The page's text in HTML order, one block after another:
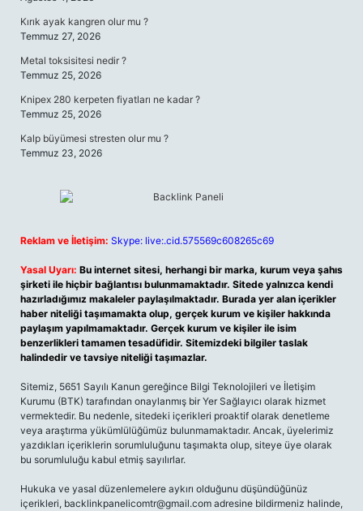
Kırık ayak kangren olur mu ?
Temmuz 27, 2026
Metal toksisitesi nedir ?
Temmuz 25, 2026
Knipex 280 kerpeten fiyatları ne kadar ?
Temmuz 25, 2026
Kalp büyümesi stresten olur mu ?
Temmuz 23, 2026
Reklam ve İletişim: Skype: live:.cid.575569c608265c69
Yasal Uyarı: Bu internet sitesi, herhangi bir marka, kurum veya şahıs
şirketi ile hiçbir bağlantısı bulunmamaktadır. Sitede yalnızca kendi
hazırladığımız makaleler paylaşılmaktadır. Burada yer alan içerikler
haber niteliği taşımamakta olup, gerçek kurum ve kişiler hakkında
paylaşım yapılmamaktadır. Gerçek kurum ve kişiler ile isim
benzerlikleri tamamen tesadüfidir. Sitemizdeki bilgiler taslak
halindedir ve tavsiye niteliği taşımazlar.
Sitemiz, 5651 Sayılı Kanun gereğince Bilgi Teknolojileri ve İletişim
Kurumu (BTK) tarafından onaylanmış bir Yer Sağlayıcı olarak hizmet
vermektedir. Bu nedenle, sitedeki içerikleri proaktif olarak denetleme
veya araştırma yükümlülüğümüz bulunmamaktadır. Ancak, üyelerimiz
yazdıkları içeriklerin sorumluluğunu taşımakta olup, siteye üye olarak
bu sorumluluğu kabul etmiş sayılırlar.
Hukuka ve yasal düzenlemelere aykırı olduğunu düşündüğünüz
içerikleri, backlinkpanelicomtr@gmail.com adresine bildirmeniz halinde,